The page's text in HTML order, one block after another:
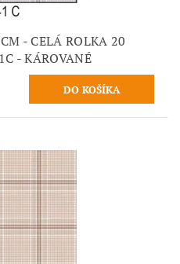
- CELÁ ROLKA 20
- KÁROVANÉ